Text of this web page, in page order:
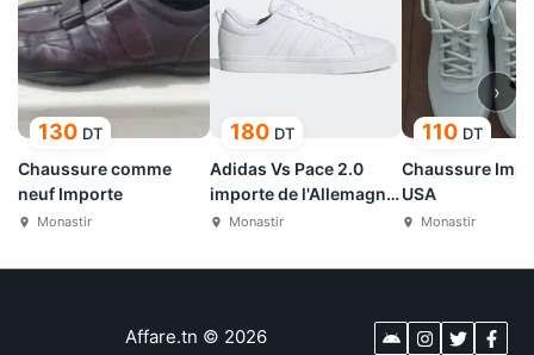
130 DT
Chaussure comme
neuf Importe
Monastir
180 DT
Adidas Vs Pace 2.0
importe de l'Allemagne
pointure 44⅔
Monastir
110 DT
Chaussure
USA
Monastir
›
Affare.tn © 2026